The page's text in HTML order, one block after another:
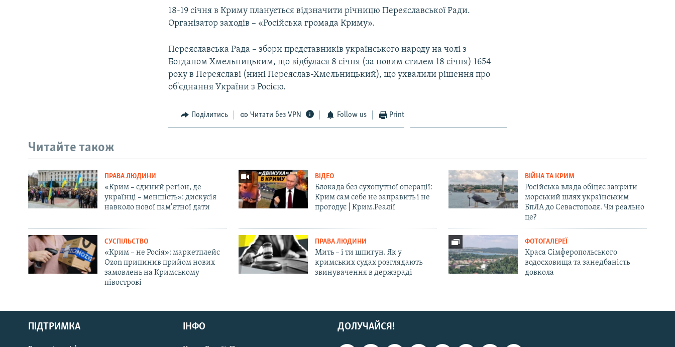
Русский
Qırımtatar
18-19 січня в Криму планується відзначити річницю Переяславської Ради.
Організатор заходів – «Російська громада Криму».
Переяславська Рада – збори представників українського народу на чолі з
Богданом Хмельницьким, що відбулася 8 січня (за новим стилем 18 січня) 1654
року в Переяславі (нині Переяслав-Хмельницький), що ухвалили рішення про
об'єднання України з Росією.
Поділитись Читати без VPN Follow us Print
Читайте також
ПРАВА ЛЮДИНИ
«Крим – єдиний регіон, де
українці – меншість»: дискусія
навколо нової пам'ятної дати
ВІДЕО
Блокада без сухопутної операції:
Крим сам себе не заправить і не
прогодує | Крим.Реалії
ВІЙНА ТА КРИМ
Російська влада обіцяє закрити
морський шлях українським
БпЛА до Севастополя. Чи реально
це?
СУСПІЛЬСТВО
«Крим – не Росія»: маркетплейс
Ozon припинив прийом нових
замовлень на Кримському
півострові
ПРАВА ЛЮДИНИ
Мить – і ти шпигун. Як у
кримських судах розглядають
звинувачення в держзраді
ФОТОГАЛЕРЕЇ
Краса Сімферопольського
водосховища та занедбаність
довкола
ДОЛУЧАЙСЯ!
ПІДТРИМКА ІНФО